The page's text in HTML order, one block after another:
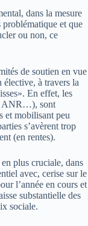
dans la mesure
problématique et que
ou non, ce
de soutien en vue
à travers la
En effet, les
ANR…), sont
et mobilisant peu
s’avèrent trop
(en rentes).
plus cruciale, dans
avec, cerise sur le
l’année en cours et
substantielle des
sociale.